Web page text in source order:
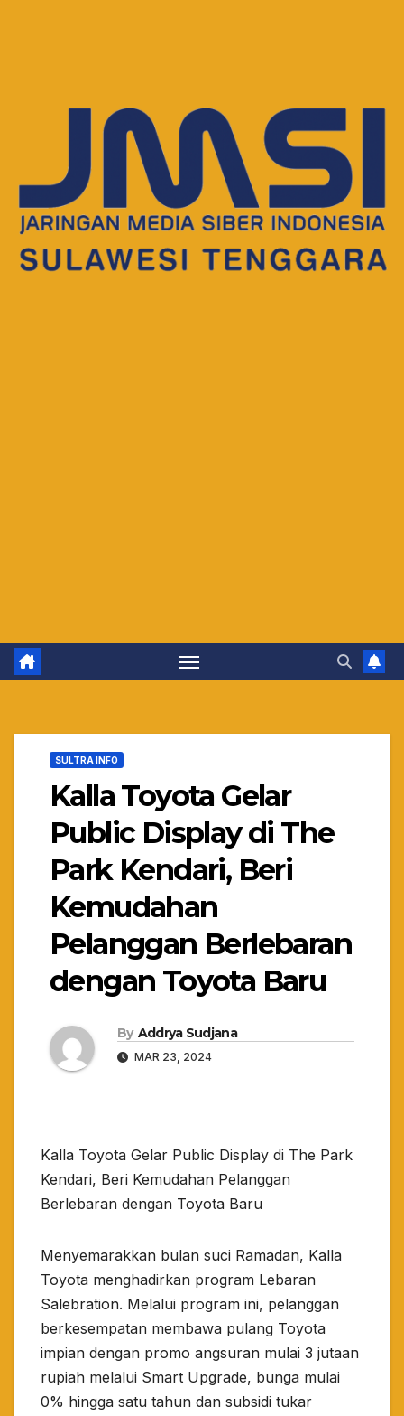
SULTRA INFO
Kalla Toyota Gelar
Public Display di The
Park Kendari, Beri
Kemudahan
Pelanggan Berlebaran
dengan Toyota Baru
By Addrya Sudjana
MAR 23, 2024
Kalla Toyota Gelar Public Display di The Park
Kendari, Beri Kemudahan Pelanggan
Berlebaran dengan Toyota Baru
Menyemarakkan bulan suci Ramadan, Kalla
Toyota menghadirkan program Lebaran
Salebration. Melalui program ini, pelanggan
berkesempatan membawa pulang Toyota
impian dengan promo angsuran mulai 3 jutaan
rupiah melalui Smart Upgrade, bunga mulai
0% hingga satu tahun dan subsidi tukar